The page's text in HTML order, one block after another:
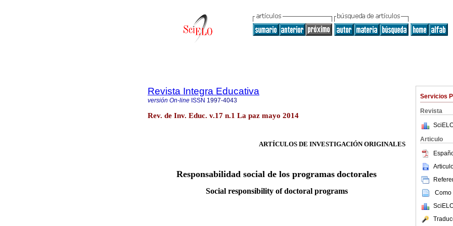
Servicios
Revista
Articulo
Como
Revista Integra Educativa
versión On-line ISSN 1997-4043
Rev. de Inv. Educ. v.17 n.1 La paz mayo 2014
ARTÍCULOS DE INVESTIGACIÓN ORIGINALES
Responsabilidad social de los programas doctorales
Social responsibility of doctoral programs